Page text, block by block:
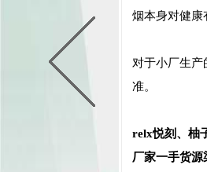
烟本身对健康
对于小厂生产
准。
relx悦刻、柚
厂家一手货